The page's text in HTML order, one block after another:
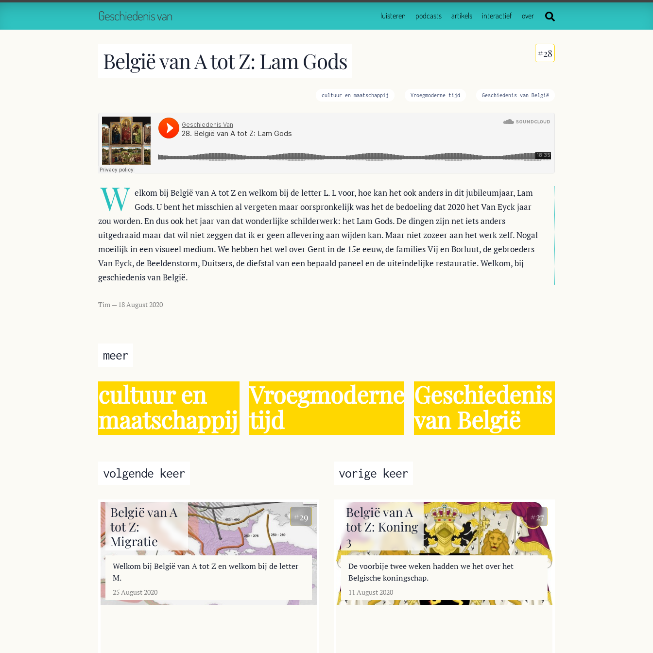
Geschiedenis van luisteren podcasts artikels interactief over
België van A tot Z: Lam Gods #28
cultuur en maatschappij Vroegmoderne tijd Geschiedenis van België
W elkom bij België van A tot Z en welkom bij de letter L. L voor, hoe kan het ook anders in dit jubileumjaar, Lam
Gods. U bent het misschien al vergeten maar oorspronkelijk was het de bedoeling dat 2020 het Van Eyck jaar
zou worden. En dus ook het jaar van dat wonderlijke schilderwerk: het Lam Gods. De dingen zijn net iets anders
uitgedraaid maar dat wil niet zeggen dat ik er geen aflevering aan wijden kan. Maar niet zozeer aan het werk zelf. Nogal
moeilijk in een visueel medium. We hebben het wel over Gent in de 15e eeuw, de families Vij en Borluut, de gebroeders
Van Eyck, de Beeldenstorm, Duitsers, de diefstal van een bepaald paneel en de uiteindelijke restauratie. Welkom, bij
geschiedenis van België.
Tim — 18 August 2020
meer
cultuur en
maatschappij
Vroegmoderne
tijd
Geschiedenis
van België
volgende keer
#29
België van A
tot Z:
Migratie
Welkom bij België van A tot Z en welkom bij de letter
M.
25 August 2020
vorige keer
#27
België van A
tot Z: Koning
3
De voorbije twee weken hadden we het over het
Belgische koningschap.
11 August 2020